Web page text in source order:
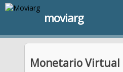
moviarg
Monetario Virtual